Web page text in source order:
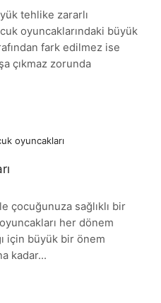
tehlike zararlı
oyuncaklarındaki büyük
fark edilmez ise
çıkmaz zorunda
çocuğunuza sağlıklı bir
her dönem
için büyük bir önem
kadar...